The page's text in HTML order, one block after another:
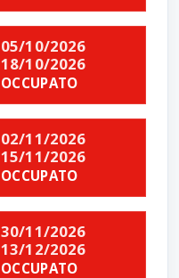
05/10/2026
18/10/2026
OCCUPATO
02/11/2026
15/11/2026
OCCUPATO
30/11/2026
13/12/2026
OCCUPATO